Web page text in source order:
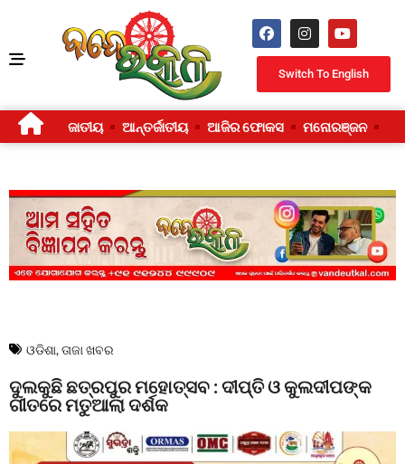
Switch To English
ଜାତୀୟ ଆନ୍ତର୍ଜାତୀୟ ଆଜିର ଫୋକସ ମନୋରଞ୍ଜନ
ଓଡିଶା,ତାଜା ଖବର
ଦୁଲକୁଛି ଛତ୍ରପୁର ମହୋତ୍ସବ : ଦୀପ୍ତି ଓ କୁଲଦୀପଙ୍କ
ଗୀତରେ ମତୁଆଲା ଦର୍ଶକ